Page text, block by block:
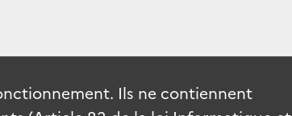
Ils ne contiennent